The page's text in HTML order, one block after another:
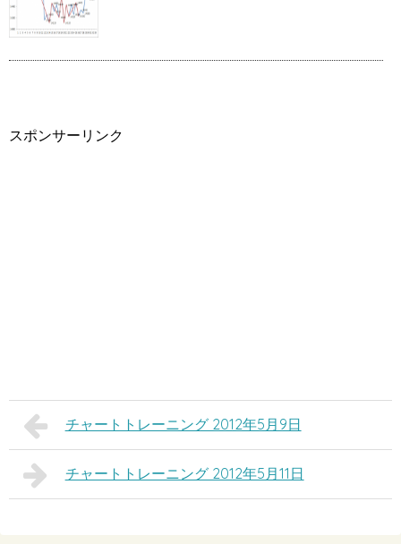
スポンサーリンク
チャートトレーニング 2012年5月9日
チャートトレーニング 2012年5月11日